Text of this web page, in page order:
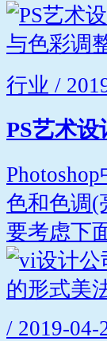
行业 /
PS艺术
色和色调(
要考虑下
/ 2019-04-